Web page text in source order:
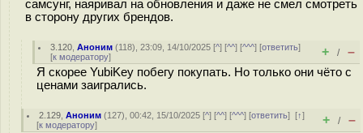
самсунг, наяривал на обновления и даже не смел смотреть
в сторону других брендов.
3.120 ,Аноним (118), 23:09, 14/10/2025 [^] [^^] [^^^] [ответить]
[к модератору] + / –
Я скорее YubiKey побегу покупать. Но только они чёто с
ценами заигрались.
2.129 ,Аноним (127), 00:42, 15/10/2025 [^] [^^] [^^^] [ответить][↑]
[к модератору] + / –